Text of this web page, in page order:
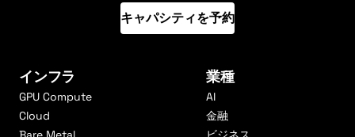
キャパシティを予約
インフラ
GPU Compute
Cloud
業種
AI
金融